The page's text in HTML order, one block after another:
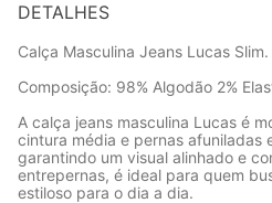
DETALHES
Calça Masculina Jeans Lucas Slim.
Composição: 98% Algodão 2%
A calça jeans masculina Lucas é
cintura média e pernas afuniladas
garantindo um visual alinhado e
entrepernas, é ideal para quem
estiloso para o dia a dia.